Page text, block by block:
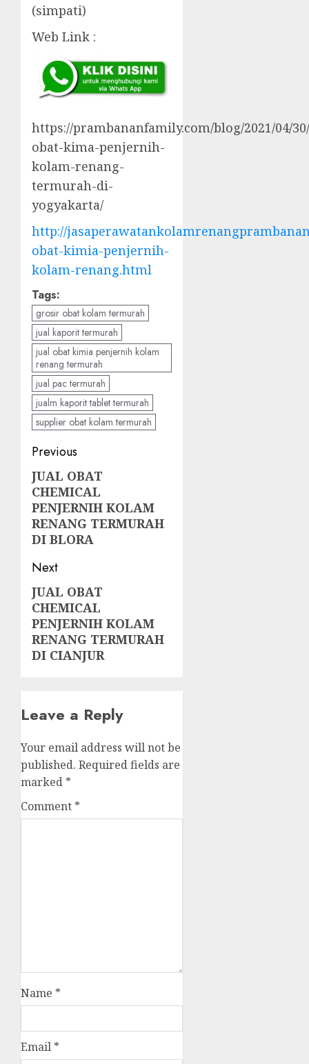
(simpati)
Web Link :
https://prambananfamily.com/blog/2021/04/
obat-kima-penjernih-
kolam-renang-
termurah-di-
yogyakarta/
http://
obat-kimia-penjernih-
kolam-renang.html
Tags:
grosir obat kolam termurah
jual kaporit termurah
jual obat kimia penjernih kolam
renang termurah
jual pac termurah
jualm kaporit tablet termurah
supplier obat kolam termurah
Post
navigation
Previous
Previous
post:
JUAL OBAT
CHEMICAL
PENJERNIH KOLAM
RENANG TERMURAH
DI BLORA
Next
Next
post:
JUAL OBAT
CHEMICAL
PENJERNIH KOLAM
RENANG TERMURAH
DI CIANJUR
Leave a Reply
Your email address will not be
published. Required fields are
marked *
Comment *
Name *
Email *